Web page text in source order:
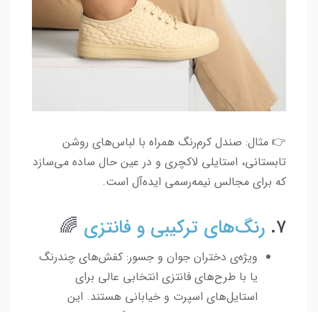
👉 مثال: صندل کرم‌رنگ همراه با لباس‌های روشن
تابستانی، استایلی لاکچری و در عین حال ساده می‌سازد
که برای مجالس نیمه‌رسمی ایده‌آل است.
۷. رنگ‌های ترکیبی و فانتزی 🌈
ویژه‌ی دختران جوان و جسور: کفش‌های چندرنگ
یا با طرح‌های فانتزی انتخابی عالی برای
استایل‌های اسپرت و خیابانی هستند. این